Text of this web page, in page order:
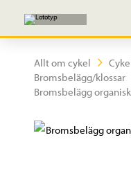
Allt om cykel
Bromsbelägg/klossar
Bromsbelägg